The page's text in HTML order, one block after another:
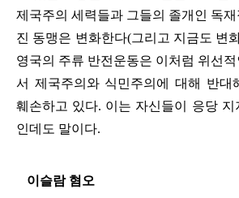
제국주의 세력들과 그들의 졸개인 독
진 동맹은 변화한다(그리고 지금도 변
영국의 주류 반전운동은 이처럼 위선
서 제국주의와 식민주의에 대해 반대
훼손하고 있다. 이는 자신들이 응당
인데도 말이다.
이슬람 혐오